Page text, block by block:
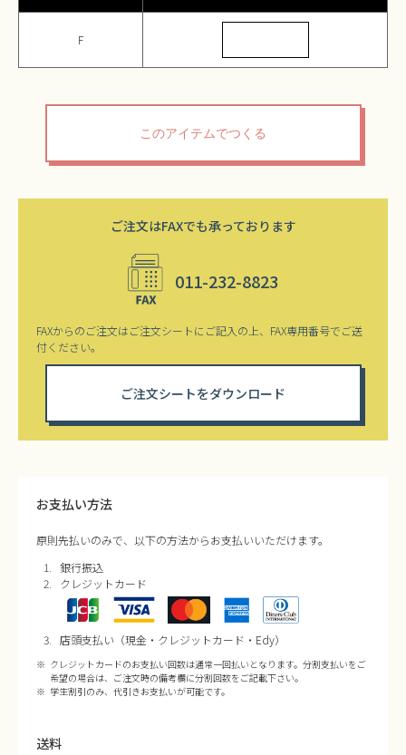
F
ご注文はFAXでも承っております
011-232-8823
FAXからのご注文はご注文シートにご記入の上、FAX専用番号でご送
付ください。
ご注文シートをダウンロード
お支払い方法
原則先払いのみで、以下の方法からお支払いいただけます。
銀行振込
クレジットカード
店頭支払い（現金・クレジットカード・Edy）
クレジットカードのお支払い回数は通常一回払いとなります。分割支払いをご
希望の場合は、ご注文時の備考欄に分割回数をご記載下さい。
学生割引のみ、代引きお支払いが可能です。
送料